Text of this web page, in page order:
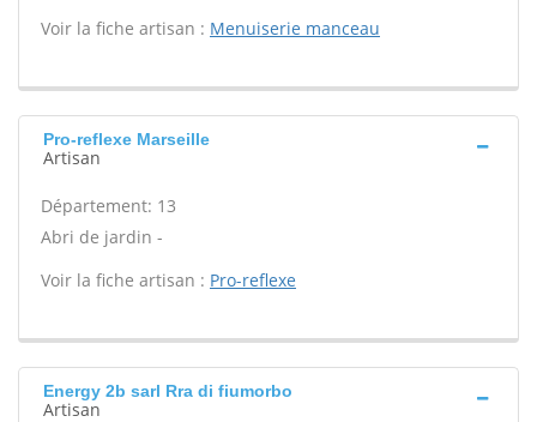
Voir la fiche artisan : Menuiserie manceau
Pro-reflexe Marseille
Artisan
Département: 13
Abri de jardin -
Voir la fiche artisan : Pro-reflexe
Energy 2b sarl Rra di fiumorbo
Artisan